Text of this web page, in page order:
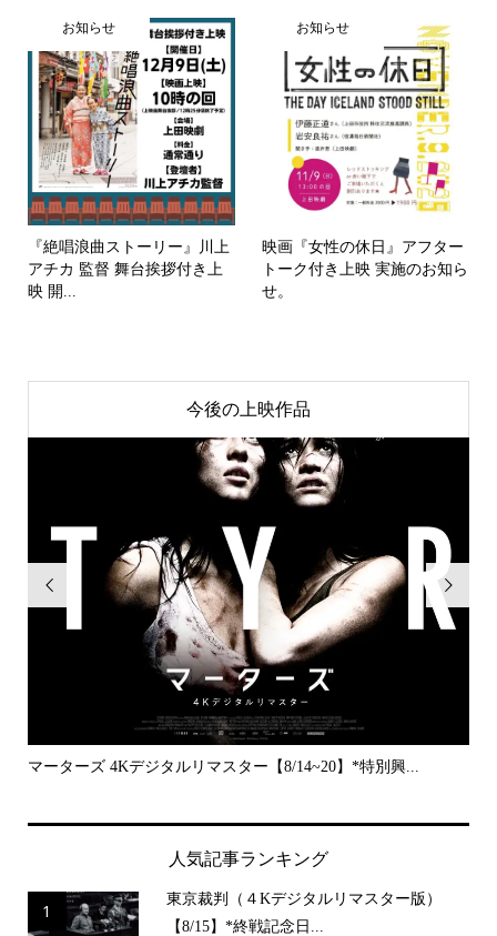
お知らせ
『絶唱浪曲ストーリー』川上
アチカ 監督 舞台挨拶付き上
映 開...
お知らせ
映画『女性の休日』アフター
トーク付き上映 実施のお知ら
せ。
今後の上映作品

マーターズ 4Kデジタルリマスター【8/14~20】*特別興...

人気記事ランキング
1
東京裁判（４Kデジタルリマスター版）
【8/15】*終戦記念日...